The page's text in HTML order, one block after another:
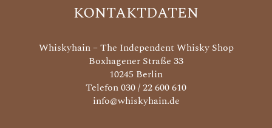
KONTAKTDATEN
Whiskyhain – The Independent Whisky Shop
Boxhagener Straße 33
10245 Berlin
Telefon 030 / 22 600 610
info@whiskyhain.de